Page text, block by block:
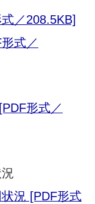
／208.5KB]
式／
形式／
況 [PDF形式